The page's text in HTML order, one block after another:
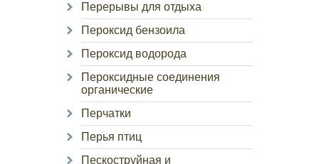
Перерывы для отдыха
Пероксид бензоила
Пероксид водорода
Пероксидные соединения
органические
Перчатки
Перья птиц
Пескоструйная и